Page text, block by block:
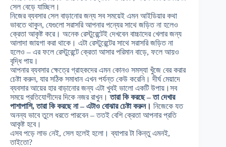
সেল বেড়ে যাচ্ছিল।
নিজের ব্যবসার সেল বাড়ানোর জন্য সব সময়েই এমন আইডিয়ার কথা
ভাবতে থাকুন, যেগুলো সরাসরি আপনার পন্যের সাথে জড়িত না হলেও
ক্রেতা আকৃষ্ট করে। অনেক রেস্টুরেন্টেই দেখবেন বাচ্চাদের খেলার জন্য
আলাদা জায়গা করা থাকে। এটা রেস্টুরেন্টের সাথে সরাসরি জড়িত না
হলেও – এর ফলে রেস্টুরেন্টে ক্রেতা আসার পরিমান বাড়ে, ফলে আয়ও
বৃদ্ধি পায়।
আপনার ব্যবসার ক্ষেত্রে গ্রাহকদের এমন কোনও সমস্যা খুঁজে বের করার
চেষ্টা করুন, যার সঠিক সমাধান এখন পর্যন্ত কেউ করেনি। দীর্ঘ মেয়াদে
ব্যবসার আয়ের হার বাড়ানোর জন্য এটা খুবই ভালো একটি উপায়।সব
সময়ে প্রতিযোগীদের দিকে নজর রাখুন।তারা কি করছে – তা দেখার
পাশাপাশি, তারা কি করছে না – এটাও বোঝার চেষ্টা করুন। নিজেকে যত
অনন্য ভাবে তুলে ধরতে পারবেন – ততই বেশি ক্রেতা আপনার প্রতি
আকৃষ্ট হবে।
এসব পড়ে লাভ নেই, সেল হলেই হলো। ব্যাপার টা কিন্তু এমনই,
তাইতো?